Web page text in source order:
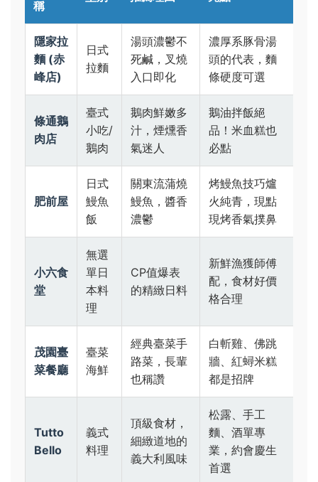
稱
隱家拉
麵 (赤
峰店)
日式
拉麵
湯頭濃鬱不
死鹹，叉燒
入口即化
濃厚系豚骨湯
頭的代表，麵
條硬度可選
條通鵝
肉店
臺式
小吃/
鵝肉
鵝肉鮮嫩多
汁，煙燻香
氣迷人
鵝油拌飯絕
品！米血糕也
必點
肥前屋
日式
鰻魚
飯
關東流蒲燒
鰻魚，醬香
濃鬱
烤鰻魚技巧爐
火純青，現點
現烤香氣撲鼻
小六食
堂
無選
單日
本料
理
CP值爆表
的精緻日料
新鮮漁獲師傅
配，食材好價
格合理
茂園臺
菜餐廳
臺菜
海鮮
經典臺菜手
路菜，長輩
也稱讚
白斬雞、佛跳
牆、紅蟳米糕
都是招牌
Tutto
Bello
義式
料理
頂級食材，
細緻道地的
義大利風味
松露、手工
麵、酒單專
業，約會慶生
首選